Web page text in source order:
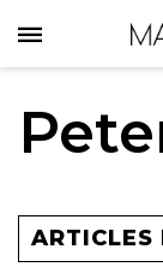
to
main
content
ARTICLES